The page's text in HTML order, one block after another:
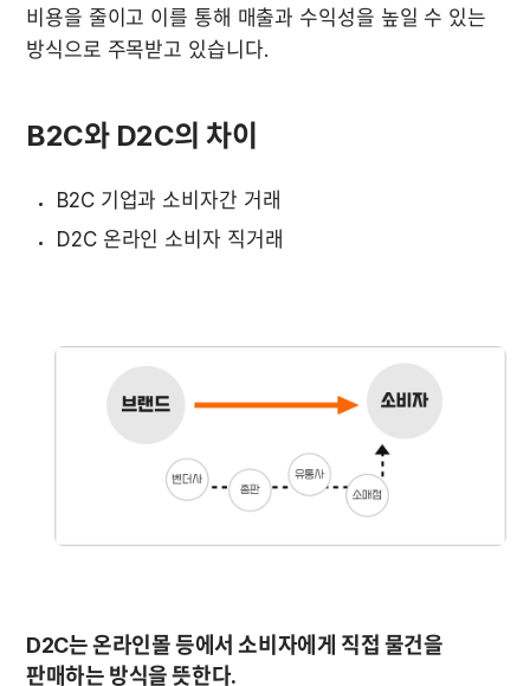
비용을 줄이고 이를 통해 매출과 수익성을 높일 수 있는
방식으로 주목받고 있습니다.
B2C와 D2C의 차이
B2C 기업과 소비자간 거래
D2C는 온라인몰 등에서 소비자에게 직접 물건을
판매하는 방식을 뜻한다.